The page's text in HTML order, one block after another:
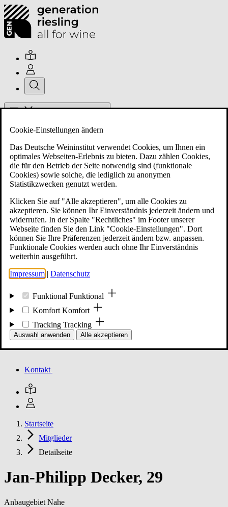
Über uns
Mitglieder
Mitglied werden
Events
Unsere Meldungen
Kontakt
Startseite
Mitglieder
Detailseite
Jan-Philipp Decker, 29
Anbaugebiet Nahe
Cookie-Einstellungen ändern
Das Deutsche Weininstitut verwendet Cookies, um Ihnen ein
optimales Webseiten-Erlebnis zu bieten. Dazu zählen Cookies,
die für den Betrieb der Seite notwendig sind (funktionale
Cookies) sowie solche, die lediglich zu anonymen
Statistikzwecken genutzt werden.
Klicken Sie auf "Alle akzeptieren", um alle Cookies zu
akzeptieren. Sie können Ihr Einverständnis jederzeit ändern und
widerrufen. In der Spalte "Rechtliches" im Footer unserer
Webseite finden Sie den Link "Cookie-Einstellungen". Dort
können Sie Ihre Präferenzen jederzeit ändern bzw. anpassen.
Funktionale Cookies werden auch ohne Ihr Einverständnis
weiterhin ausgeführt.
Impressum | Datenschutz
Funktional Funktional
Komfort Komfort
Tracking Tracking
Auswahl anwenden Alle akzeptieren